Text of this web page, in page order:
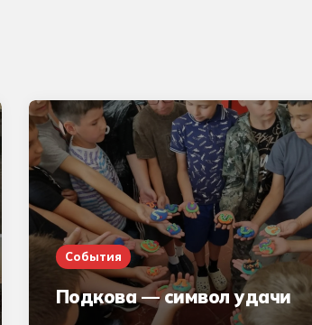
События
Подкова — символ удачи